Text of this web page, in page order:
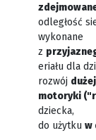
odległość
wykonane
z
eriału dla
rozwój
motoryki (
dziecka,
do użytku w